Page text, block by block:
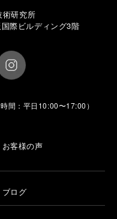
術研究所
際ビルディング3階
時間：平日10:00〜17:00）
お客様の声
ブログ